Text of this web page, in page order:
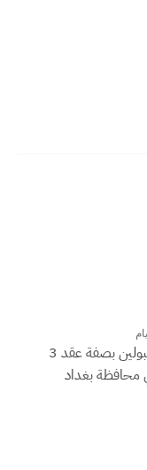
اسماء المقبولين بصفة عقد 3
محافظة بغداد